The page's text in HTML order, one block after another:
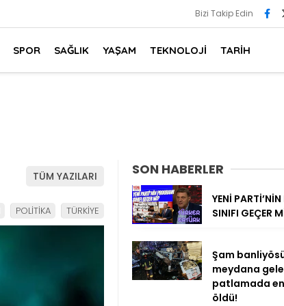
Bizi Takip Edin
SPOR SAĞLIK YAŞAM TEKNOLOJİ TARİH
TÜM YAZILARI
POLİTİKA TÜRKİYE
SON HABERLER
YENİ
SINIFI GEÇER
Şam
meydana
patlamada
öldü!